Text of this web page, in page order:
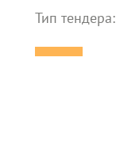
Тип тендера: